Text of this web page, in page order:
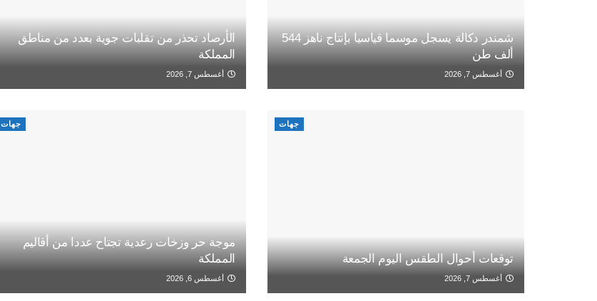
شمندر دكالة يسجل موسما قياسيا بإنتاج ناهز 544
ألف طن
أغسطس 7, 2026
الأرصاد تحذر من تقلبات جوية بعدد من مناطق
المملكة
أغسطس 7, 2026
جهات
توقعات أحوال الطقس اليوم الجمعة
أغسطس 7, 2026
جهات
موجة حر وزخات رعدية تجتاح عددا من أقاليم
المملكة
أغسطس 6, 2026